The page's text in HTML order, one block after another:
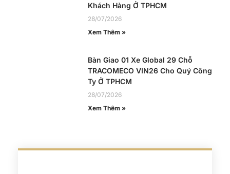
Khách Hàng Ở TPHCM
28/07/2026
Xem Thêm »
Bàn Giao 01 Xe Global 29 Chỗ
TRACOMECO VIN26 Cho Quý Công
Ty Ở TPHCM
28/07/2026
Xem Thêm »